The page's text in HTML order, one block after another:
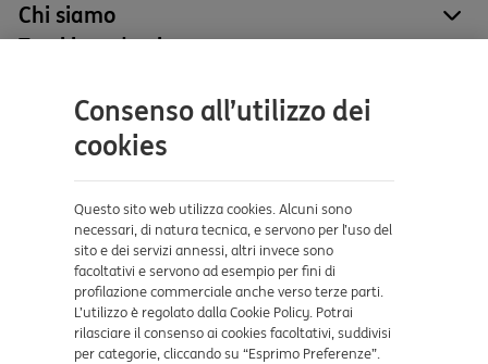
Chi siamo
Tutti i prodotti
Aiuto e supporto
Dove ci trovi
Certificazioni
Consenso all’utilizzo dei
cookies
Questo sito web utilizza cookies. Alcuni sono
necessari, di natura tecnica, e servono per l’uso del
sito e dei servizi annessi, altri invece sono
facoltativi e servono ad esempio per fini di
profilazione commerciale anche verso terze parti.
L’utilizzo è regolato dalla Cookie Policy. Potrai
rilasciare il consenso ai cookies facoltativi, suddivisi
per categorie, cliccando su “Esprimo Preferenze”.